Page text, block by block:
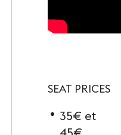
SEAT PRICES
35€ et